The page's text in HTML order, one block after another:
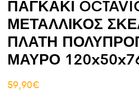
ΠΑΓΚΑΚΙ
ΜΕΤΑΛΛΙΚΟΣ
ΠΛΑΤΗ
ΜΑΥΡΟ
59,90€